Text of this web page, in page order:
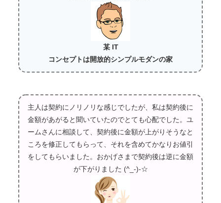
某 IT
コンセプトは開放的シンプルモダンの家
主人は契約にノリノリな感じでしたが、私は契約後に
金額があがると聞いていたのでとても心配でした。ユ
ームさんに相談して、契約後に金額が上がりそうなと
ころを修正してもらって、それを含めてかなりお値引
をしてもらいました。おかげさまで契約後は逆に金額
が下がりました (^_-)-☆